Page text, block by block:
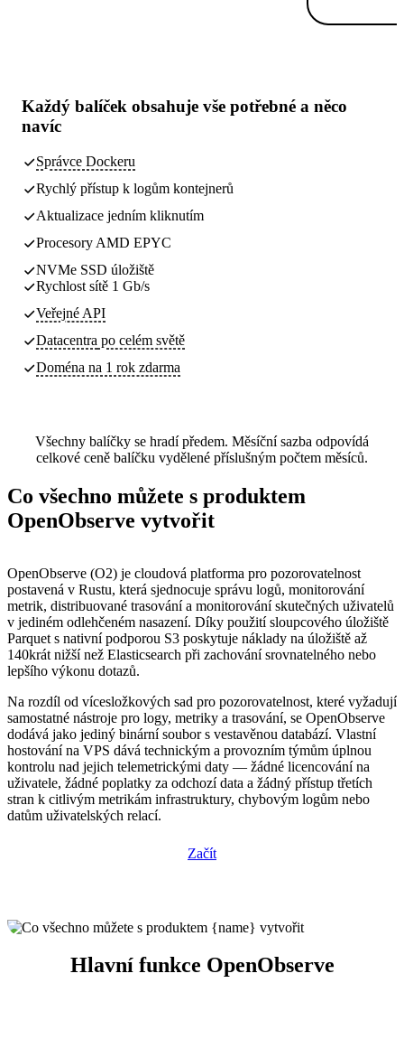
Každý balíček obsahuje vše potřebné a něco
navíc
Správce Dockeru
Rychlý přístup k logům kontejnerů
Aktualizace jedním kliknutím
Procesory AMD EPYC
NVMe SSD úložiště
Rychlost sítě 1 Gb/s
Veřejné API
Datacentra po celém světě
Doména na 1 rok zdarma
Všechny balíčky se hradí předem. Měsíční sazba odpovídá
celkové ceně balíčku vydělené příslušným počtem měsíců.
Co všechno můžete s produktem
OpenObserve vytvořit
OpenObserve (O2) je cloudová platforma pro pozorovatelnost
postavená v Rustu, která sjednocuje správu logů, monitorování
metrik, distribuované trasování a monitorování skutečných uživatelů
v jediném odlehčeném nasazení. Díky použití sloupcového úložiště
Parquet s nativní podporou S3 poskytuje náklady na úložiště až
140krát nižší než Elasticsearch při zachování srovnatelného nebo
lepšího výkonu dotazů.
Na rozdíl od vícesložkových sad pro pozorovatelnost, které vyžadují
samostatné nástroje pro logy, metriky a trasování, se OpenObserve
dodává jako jediný binární soubor s vestavěnou databází. Vlastní
hostování na VPS dává technickým a provozním týmům úplnou
kontrolu nad jejich telemetrickými daty — žádné licencování na
uživatele, žádné poplatky za odchozí data a žádný přístup třetích
stran k citlivým metrikám infrastruktury, chybovým logům nebo
datům uživatelských relací.
Začít
Hlavní funkce OpenObserve